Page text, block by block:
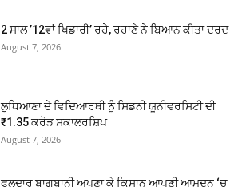
2 ਸਾਲ ’12ਵਾਂ ਖਿਡਾਰੀ’ ਰਹੇ, ਰਹਾਣੇ ਨੇ ਬਿਆਨ ਕੀਤਾ ਦਰਦ
August 7, 2026
ਲੁਧਿਆਣਾ ਦੇ ਵਿਦਿਆਰਥੀ ਨੂੰ ਸਿਡਨੀ ਯੂਨੀਵਰਸਿਟੀ ਦੀ
₹1.35 ਕਰੋੜ ਸਕਾਲਰਸ਼ਿਪ
August 7, 2026
ਫਲਦਾਰ ਬਾਗਬਾਨੀ ਅਪਣਾ ਕੇ ਕਿਸਾਨ ਆਪਣੀ ਆਮਦਨ ‘ਚ